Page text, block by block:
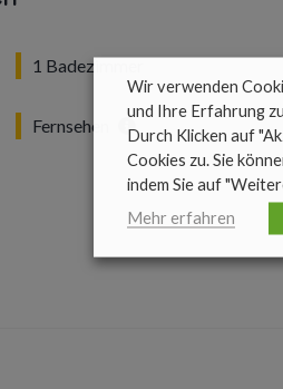
1 Badezimmer
Fernsehen
Wir verwenden
und Ihre Erfahrung
Durch Klicken auf
Cookies zu. Sie
indem Sie auf
Mehr erfahren